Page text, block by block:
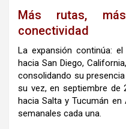
Más rutas,
conectividad
La expansión continúa:
hacia San Diego,
consolidando su
su vez, en septiembre de
hacia Salta y Tucumán
semanales cada una.